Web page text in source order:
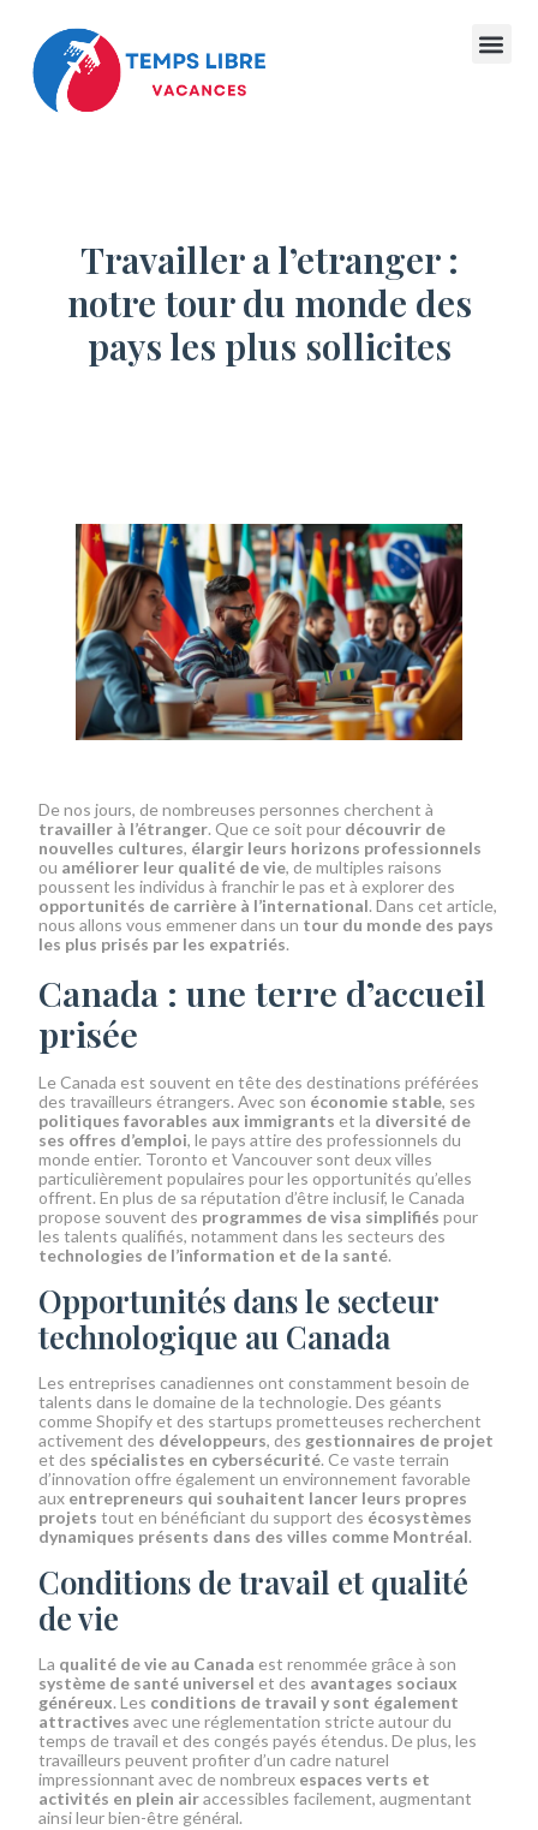
Travailler a l’etranger :
notre tour du monde des
pays les plus sollicites
De nos jours, de nombreuses personnes cherchent à
travailler à l’étranger. Que ce soit pour découvrir de
nouvelles cultures, élargir leurs horizons professionnels
ou améliorer leur qualité de vie, de multiples raisons
poussent les individus à franchir le pas et à explorer des
opportunités de carrière à l’international. Dans cet article,
nous allons vous emmener dans un tour du monde des pays
les plus prisés par les expatriés.
Canada : une terre d’accueil
prisée
Le Canada est souvent en tête des destinations préférées
des travailleurs étrangers. Avec son économie stable, ses
politiques favorables aux immigrants et la diversité de
ses offres d’emploi, le pays attire des professionnels du
monde entier. Toronto et Vancouver sont deux villes
particulièrement populaires pour les opportunités qu’elles
offrent. En plus de sa réputation d’être inclusif, le Canada
propose souvent des programmes de visa simplifiés pour
les talents qualifiés, notamment dans les secteurs des
technologies de l’information et de la santé.
Opportunités dans le secteur
technologique au Canada
Les entreprises canadiennes ont constamment besoin de
talents dans le domaine de la technologie. Des géants
comme Shopify et des startups prometteuses recherchent
activement des développeurs, des gestionnaires de projet
et des spécialistes en cybersécurité. Ce vaste terrain
d’innovation offre également un environnement favorable
aux entrepreneurs qui souhaitent lancer leurs propres
projets tout en bénéficiant du support des écosystèmes
dynamiques présents dans des villes comme Montréal.
Conditions de travail et qualité
de vie
La qualité de vie au Canada est renommée grâce à son
système de santé universel et des avantages sociaux
généreux. Les conditions de travail y sont également
attractives avec une réglementation stricte autour du
temps de travail et des congés payés étendus. De plus, les
travailleurs peuvent profiter d’un cadre naturel
impressionnant avec de nombreux espaces verts et
activités en plein airaccessibles facilement, augmentant
ainsi leur bien-être général.